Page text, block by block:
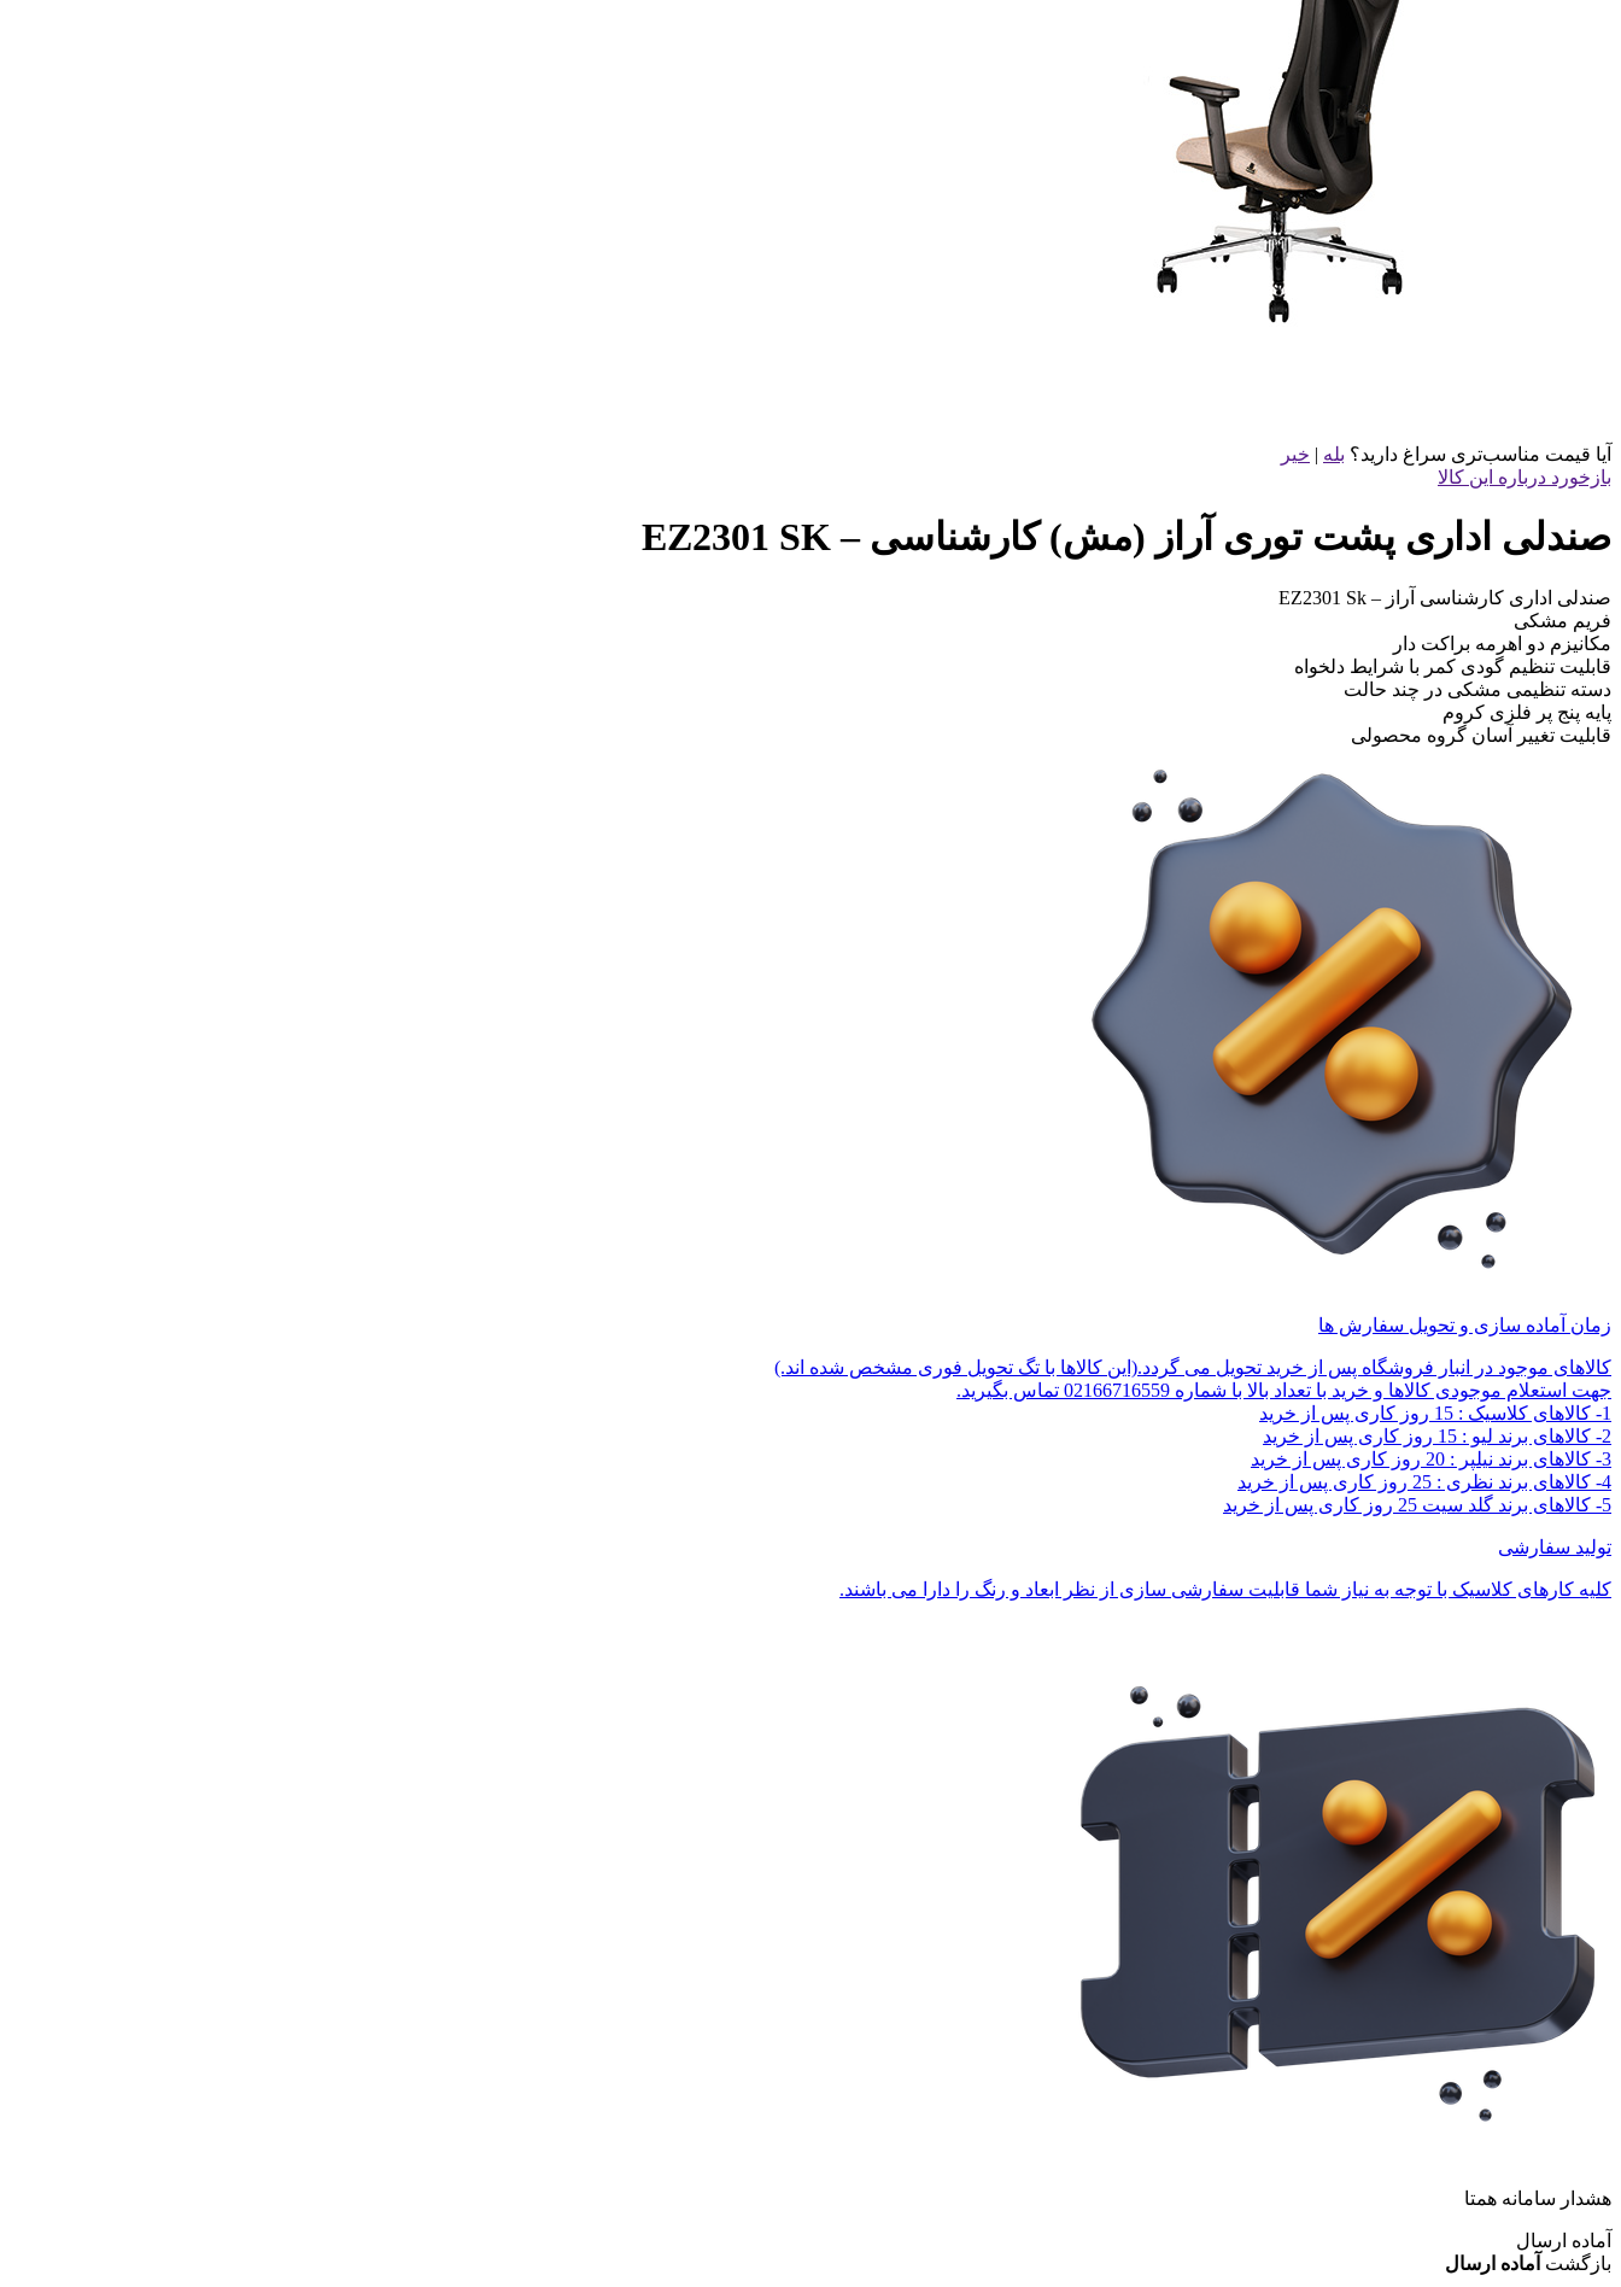
آیا قیمت مناسب‌تری سراغ دارید؟ بله | خیر
بازخورد درباره این کالا
صندلی اداری پشت توری آراز (مش) کارشناسی – EZ2301 SK
صندلی اداری کارشناسی آراز – EZ2301 Sk
فریم مشکی
مکانیزم دو اهرمه براکت دار
قابلیت تنظیم گودی کمر با شرایط دلخواه
دسته تنظیمی مشکی در چند حالت
پایه پنج پر فلزی کروم
قابلیت تغییر آسان گروه محصولی
زمان آماده سازی و تحویل سفارش ها
کالاهای موجود در انبار فروشگاه پس از خرید تحویل می گردد.(این کالاها با تگ تحویل فوری مشخص شده اند.)
جهت استعلام موجودی کالاها و خرید با تعداد بالا با شماره 02166716559 تماس بگیرید.
1- کالاهای کلاسیک : 15 روز کاری پس از خرید
2- کالاهای برند لیو : 15 روز کاری پس از خرید
3- کالاهای برند نیلپر : 20 روز کاری پس از خرید
4- کالاهای برند نظری : 25 روز کاری پس از خرید
5- کالاهای برند گلد سیت 25 روز کاری پس از خرید
تولید سفارشی
کلیه کارهای کلاسیک با توجه به نیاز شما قابلیت سفارشی سازی از نظر ابعاد و رنگ را دارا می باشند.
هشدار سامانه همتا
آماده ارسال
بازگشت آماده ارسال